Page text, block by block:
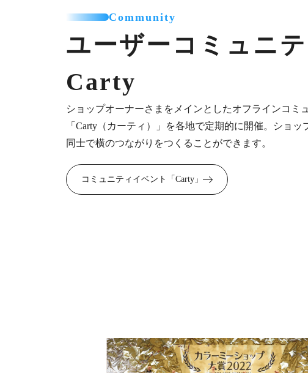
Community
ユーザーコミュニテ
Carty
ショップオーナーさまをメインとしたオフラインコミ
「Carty（カーティ）」を各地で定期的に開催。ショッ
同士で横のつながりをつくることができます。
コミュニティイベント「Carty」